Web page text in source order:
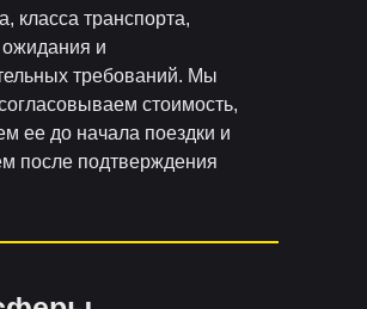
класса транспорта,
и
требований. Мы
стоимость,
ее до начала поездки и
после подтверждения